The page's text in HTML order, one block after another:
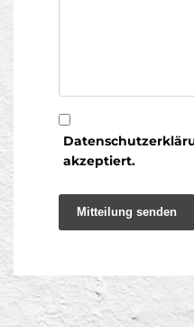
akzeptiert.
Mitteilung senden